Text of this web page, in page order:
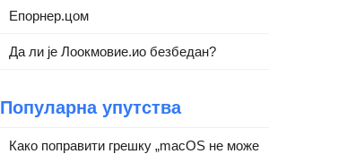
Епорнер.цом
Да ли је Лоокмовие.ио безбедан?
Популарна упутства
Како поправити грешку „macOS не може